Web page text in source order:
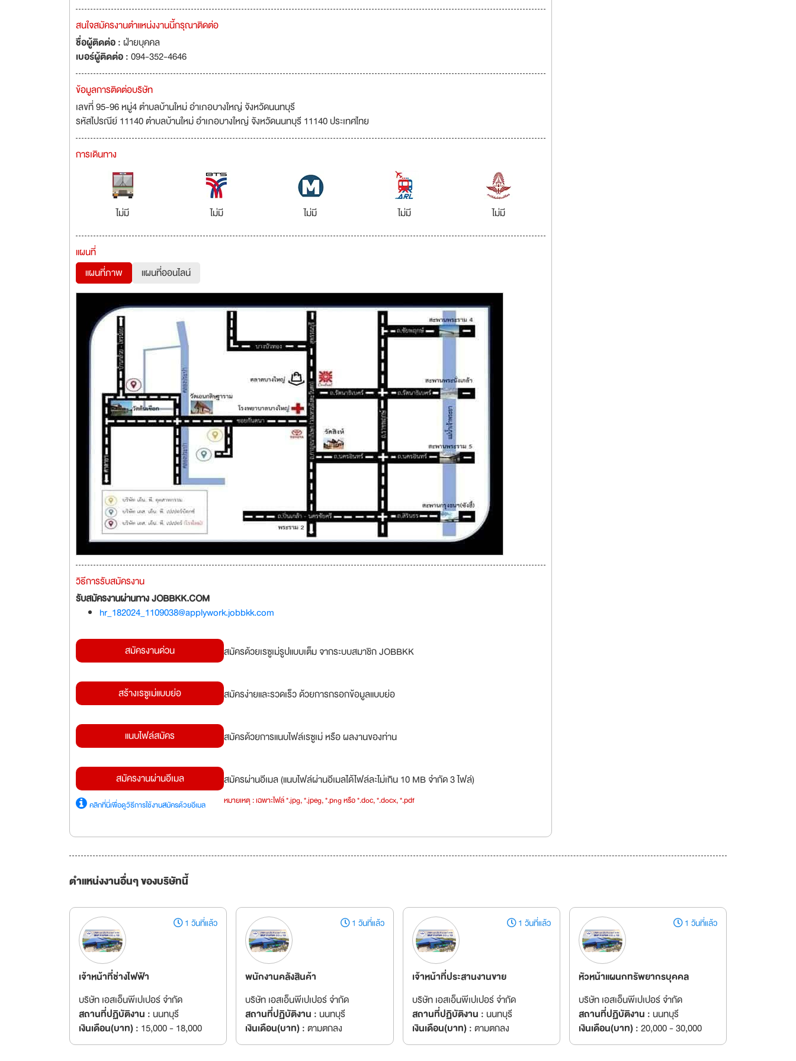
สนใจสมัครงานตำแหน่งงานนี้กรุณาติดต่อ
ชื่อผู้ติดต่อ :ฝ่ายบุคคล
เบอร์ผู้ติดต่อ :094-352-4646
ข้อมูลการติดต่อบริษัท
เลขที่ 95-96 หมู่4 ตำบลบ้านใหม่ อำเภอบางใหญ่ จังหวัดนนทบุรี
รหัสไปรณีย์ 11140 ตำบลบ้านใหม่ อำเภอบางใหญ่ จังหวัดนนทบุรี 11140 ประเทศไทย
การเดินทาง
ไม่มี ไม่มี ไม่มี ไม่มี ไม่มี
แผนที่
แผนที่ภาพ
แผนที่ออนไลน์
วิธีการรับสมัครงาน
รับสมัครงานผ่านทาง JOBBKK.COM
hr_182024_1109038@applywork.jobbkk.com
สมัครงานด่วน สมัครด้วยเรซูเม่รูปแบบเต็ม จากระบบสมาชิก JOBBKK
สร้างเรซูเม่แบบย่อ สมัครง่ายและรวดเร็ว ด้วยการกรอกข้อมูลแบบย่อ
แนบไฟล์สมัคร สมัครด้วยการแนบไฟล์เรซูเม่ หรือ ผลงานของท่าน
สมัครงานผ่านอีเมล
คลิกที่นี่เพื่อดูวิธีการใช้งานสมัครด้วยอีเมล
สมัครผ่านอีเมล (แนบไฟล์ผ่านอีเมลได้ไฟล์ละไม่เกิน 10 MB จำกัด 3 ไฟล์)
หมายเหตุ : เฉพาะไฟล์ *.jpg, *.jpeg, *.png หรือ *.doc, *.docx, *.pdf
ตำแหน่งงานอื่นๆ ของบริษัทนี้
1 วันที่แล้ว
เจ้าหน้าที่ช่างไฟฟ้า
บริษัท เอสเอ็นพีเปเปอร์ จำกัด
สถานที่ปฏิบัติงาน : นนทบุรี
เงินเดือน(บาท) : 15,000 - 18,000
1 วันที่แล้ว
พนักงานคลังสินค้า
บริษัท เอสเอ็นพีเปเปอร์ จำกัด
สถานที่ปฏิบัติงาน : นนทบุรี
เงินเดือน(บาท) :ตามตกลง
1 วันที่แล้ว
เจ้าหน้าที่ประสานงานขาย
บริษัท เอสเอ็นพีเปเปอร์ จำกัด
สถานที่ปฏิบัติงาน : นนทบุรี
เงินเดือน(บาท) :ตามตกลง
1 วันที่แล้ว
หัวหน้าแผนกทรัพยากรบุคคล
บริษัท เอสเอ็นพีเปเปอร์ จำกัด
สถานที่ปฏิบัติงาน : นนทบุรี
เงินเดือน(บาท) :20,000 - 30,000